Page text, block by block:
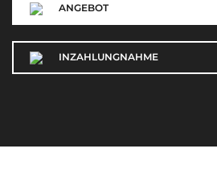
ANGEBOT
INZAHLUNGNAHME